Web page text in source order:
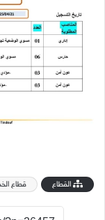
القطاع قطاع